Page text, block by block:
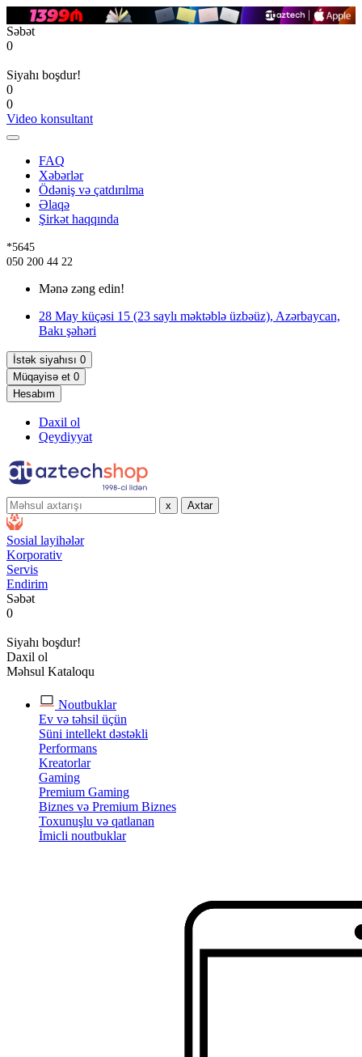
Səbət
0
Siyahı boşdur!
0
0
Video konsultant
FAQ
Xəbərlər
Ödəniş və çatdırılma
Əlaqə
Şirkət haqqında
*5645
050 200 44 22
Mənə zəng edin!
28 May küçəsi 15 (23 saylı məktəblə üzbəüz), Azərbaycan,
Bakı şəhəri
İstək siyahısı 0
Müqayisə et 0
Hesabım
Daxil ol
Qeydiyyat
x Axtar
Sosial layihələr
Korporativ
Servis
Endirim
Səbət
0
Siyahı boşdur!
Daxil ol
Məhsul Kataloqu
Noutbuklar
Ev və təhsil üçün
Süni intellekt dəstəkli
Performans
Kreatorlar
Gaming
Premium Gaming
Biznes və Premium Biznes
Toxunuşlu və qatlanan
İmicli noutbuklar